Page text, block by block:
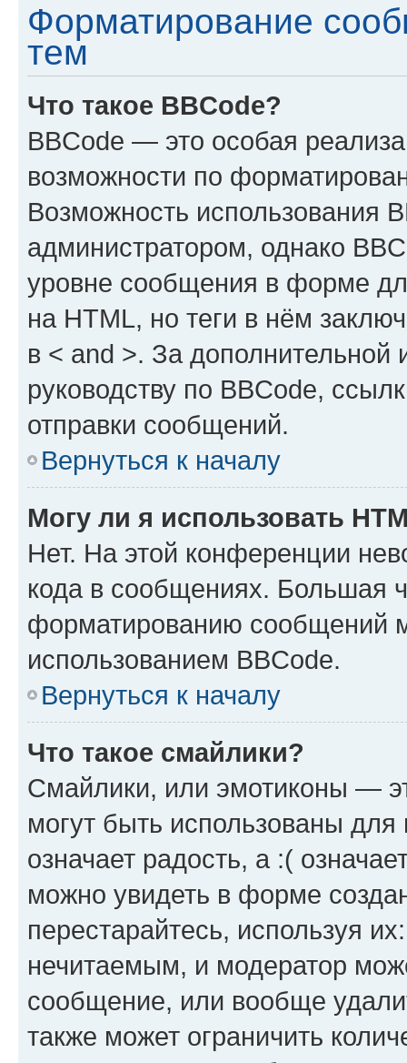
Форматирование
тем
Что такое BBCode?
BBCode — это особая
возможности по
Возможность использования
администратором, однако
уровне сообщения в форме
на HTML, но теги в нём
в < and >. За
руководству по BBCode,
отправки сообщений.
Вернуться к началу
Могу ли я использовать
Нет. На этой конференции
кода в сообщениях. Большая
форматированию сообщений
использованием BBCode.
Вернуться к началу
Что такое смайлики?
Смайлики, или эмотиконы —
могут быть использованы
означает радость, а :(
можно увидеть в форме
перестарайтесь, используя
нечитаемым, и модератор
сообщение, или вообще
также может ограничить